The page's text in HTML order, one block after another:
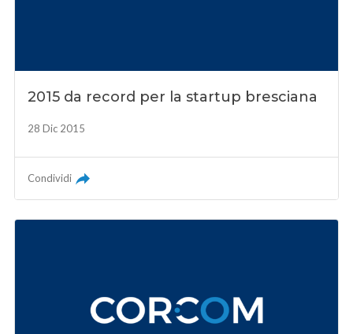
2015 da record per la startup bresciana
28 Dic 2015
Condividi